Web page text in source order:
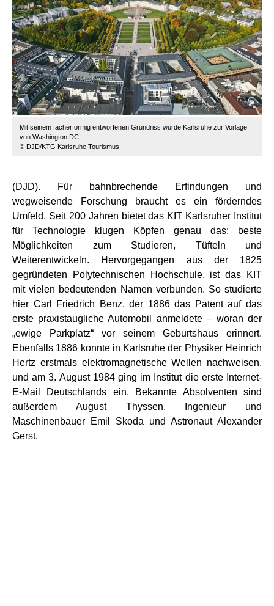
Mit seinem fächerförmig entworfenen Grundriss wurde Karlsruhe zur Vorlage
von Washington DC.
© DJD/KTG Karlsruhe Tourismus
(DJD). Für bahnbrechende Erfindungen und
wegweisende Forschung braucht es ein förderndes
Umfeld. Seit 200 Jahren bietet das KIT Karlsruher Institut
für Technologie klugen Köpfen genau das: beste
Möglichkeiten zum Studieren, Tüfteln und
Weiterentwickeln. Hervorgegangen aus der 1825
gegründeten Polytechnischen Hochschule, ist das KIT
mit vielen bedeutenden Namen verbunden. So studierte
hier Carl Friedrich Benz, der 1886 das Patent auf das
erste praxistaugliche Automobil anmeldete – woran der
„ewige Parkplatz“ vor seinem Geburtshaus erinnert.
Ebenfalls 1886 konnte in Karlsruhe der Physiker Heinrich
Hertz erstmals elektromagnetische Wellen nachweisen,
und am 3. August 1984 ging im Institut die erste Internet-
E-Mail Deutschlands ein. Bekannte Absolventen sind
außerdem August Thyssen, Ingenieur und
Maschinenbauer Emil Skoda und Astronaut Alexander
Gerst.